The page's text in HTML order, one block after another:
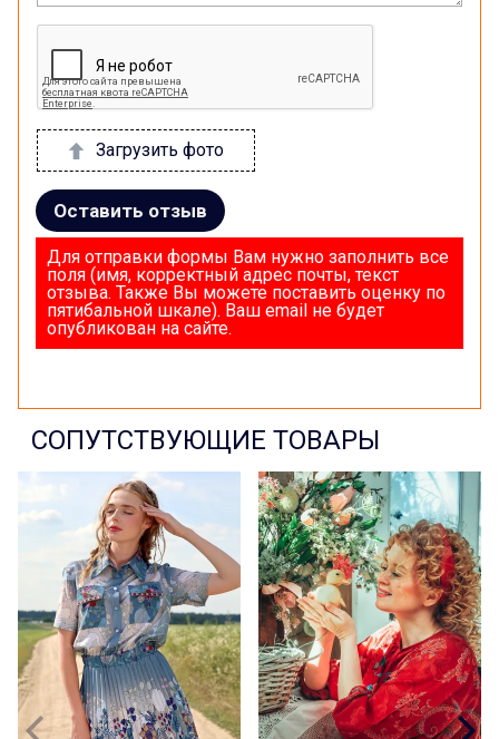
Загрузить фото
Оставить отзыв
Для отправки формы Вам нужно заполнить все
поля (имя, корректный адрес почты, текст
отзыва. Также Вы можете поставить оценку по
пятибальной шкале). Ваш email не будет
опубликован на сайте.
СОПУТСТВУЮЩИЕ ТОВАРЫ